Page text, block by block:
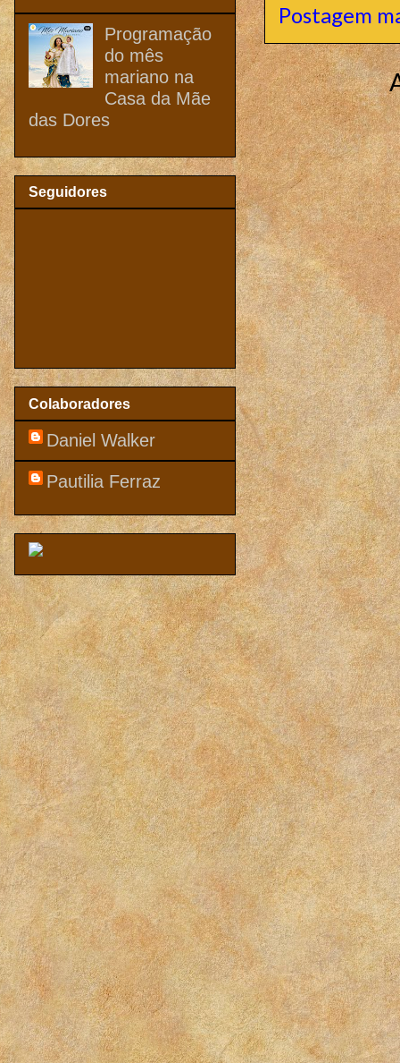
Postagem
Programação
do mês
mariano na
Casa da Mãe
das Dores
Seguidores
Colaboradores
Daniel Walker
Pautilia Ferraz